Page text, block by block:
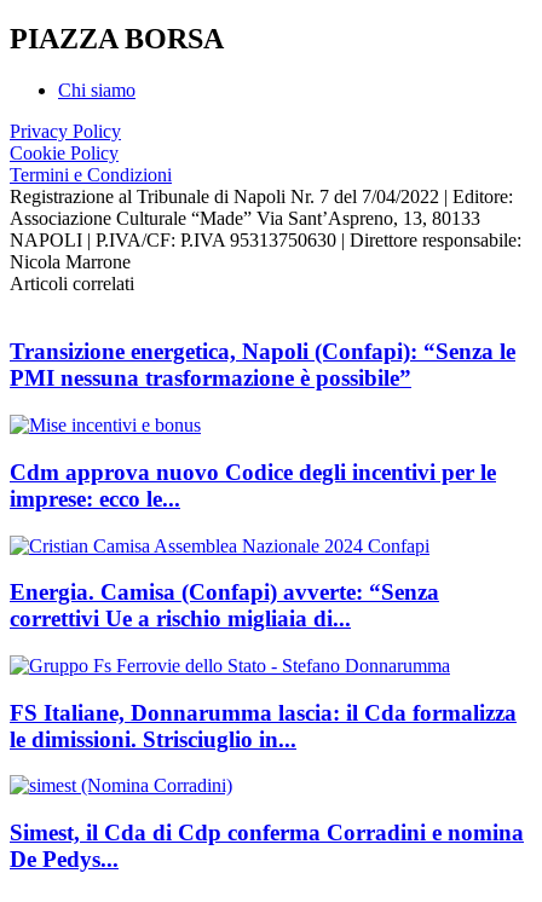
PIAZZA BORSA
Chi siamo
Privacy Policy
Cookie Policy
Termini e Condizioni
Registrazione al Tribunale di Napoli Nr. 7 del 7/04/2022 | Editore:
Associazione Culturale “Made” Via Sant’Aspreno, 13, 80133
NAPOLI | P.IVA/CF: P.IVA 95313750630 | Direttore responsabile:
Nicola Marrone
Articoli correlati
Transizione energetica, Napoli (Confapi): “Senza le
PMI nessuna trasformazione è possibile”
Cdm approva nuovo Codice degli incentivi per le
imprese: ecco le...
Energia. Camisa (Confapi) avverte: “Senza
correttivi Ue a rischio migliaia di...
FS Italiane, Donnarumma lascia: il Cda formalizza
le dimissioni. Strisciuglio in...
Simest, il Cda di Cdp conferma Corradini e nomina
De Pedys...